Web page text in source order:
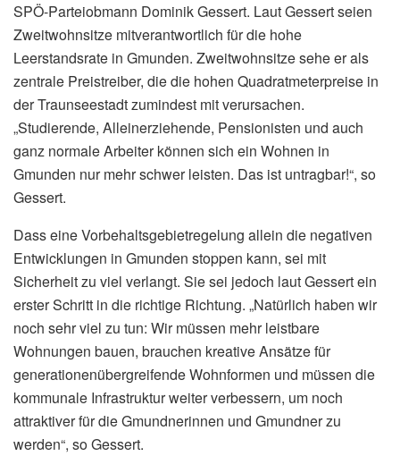
SPÖ-Parteiobmann Dominik Gessert. Laut Gessert seien
Zweitwohnsitze mitverantwortlich für die hohe
Leerstandsrate in Gmunden. Zweitwohnsitze sehe er als
zentrale Preistreiber, die die hohen Quadratmeterpreise in
der Traunseestadt zumindest mit verursachen.
„Studierende, Alleinerziehende, Pensionisten und auch
ganz normale Arbeiter können sich ein Wohnen in
Gmunden nur mehr schwer leisten. Das ist untragbar!“, so
Gessert.
Dass eine Vorbehaltsgebietregelung allein die negativen
Entwicklungen in Gmunden stoppen kann, sei mit
Sicherheit zu viel verlangt. Sie sei jedoch laut Gessert ein
erster Schritt in die richtige Richtung. „Natürlich haben wir
noch sehr viel zu tun: Wir müssen mehr leistbare
Wohnungen bauen, brauchen kreative Ansätze für
generationenübergreifende Wohnformen und müssen die
kommunale Infrastruktur weiter verbessern, um noch
attraktiver für die Gmundnerinnen und Gmundner zu
werden“, so Gessert.